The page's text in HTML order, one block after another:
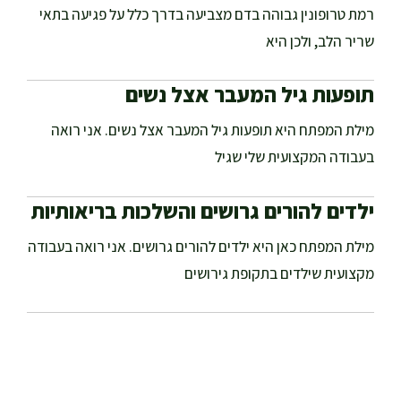
רמת טרופונין גבוהה בדם מצביעה בדרך כלל על פגיעה בתאי
שריר הלב, ולכן היא
תופעות גיל המעבר אצל נשים
מילת המפתח היא תופעות גיל המעבר אצל נשים. אני רואה
בעבודה המקצועית שלי שגיל
ילדים להורים גרושים והשלכות בריאותיות
מילת המפתח כאן היא ילדים להורים גרושים. אני רואה בעבודה
מקצועית שילדים בתקופת גירושים